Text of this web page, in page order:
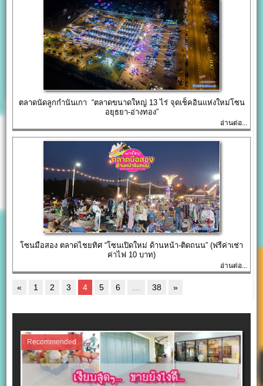
ตลาดนัดลูกกำนันเกา “ตลาดขนาดใหญ่ 13 ไร่ จุดเช็คอินแห่งใหม่โซน
อยุธยา-อ่างทอง”
อ่านต่อ...
โซนมือสอง ตลาดไชยทิศ “โซนเปิดใหม่ ด้านหน้า-ติดถนน” (ฟรีค่าเช่า
ค่าไฟ 10 บาท)
อ่านต่อ...
« 1 2 3 4 5 6 38 »
Recommended